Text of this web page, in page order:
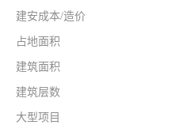
建安成本/造价
占地面积
建筑面积
建筑层数
大型项目